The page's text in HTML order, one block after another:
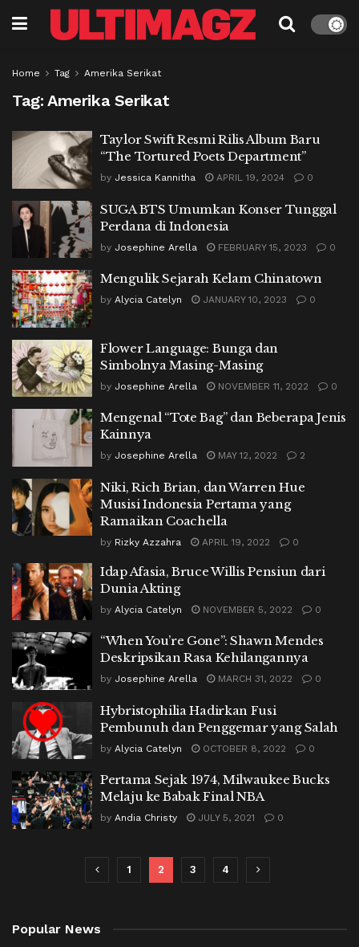
Home Tag Amerika Serikat
Tag: Amerika Serikat
Taylor Swift Resmi Rilis Album Baru
“The Tortured Poets Department”
by Jessica Kannitha APRIL 19, 2024 0
SUGA BTS Umumkan Konser Tunggal
Perdana di Indonesia
by Josephine Arella FEBRUARY 15, 2023 0
Mengulik Sejarah Kelam Chinatown
by Alycia Catelyn JANUARY 10, 2023 0
Flower Language: Bunga dan
Simbolnya Masing-Masing
by Josephine Arella NOVEMBER 11, 2022 0
Mengenal “Tote Bag” dan Beberapa Jenis
Kainnya
by Josephine Arella MAY 12, 2022 2
Niki, Rich Brian, dan Warren Hue
Musisi Indonesia Pertama yang
Ramaikan Coachella
by Rizky Azzahra APRIL 19, 2022 0
Idap Afasia, Bruce Willis Pensiun dari
Dunia Akting
by Alycia Catelyn NOVEMBER 5, 2022 0
“When You’re Gone”: Shawn Mendes
Deskripsikan Rasa Kehilangannya
by Josephine Arella MARCH 31, 2022 0
Hybristophilia Hadirkan Fusi
Pembunuh dan Penggemar yang Salah
by Alycia Catelyn OCTOBER 8, 2022 0
Pertama Sejak 1974, Milwaukee Bucks
Melaju ke Babak Final NBA
by Andia Christy JULY 5, 2021 0
1 2 3 4
Popular News